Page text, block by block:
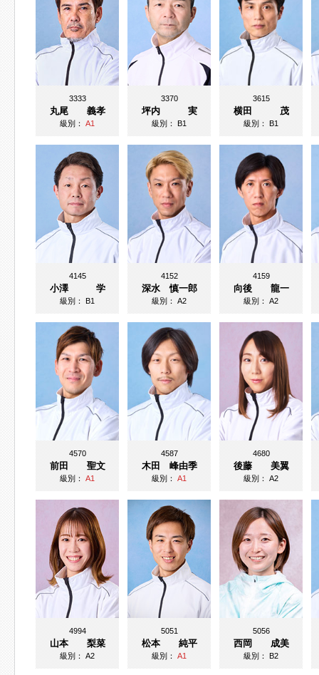
3333
丸尾 義孝
級別：A1
3370
坪内 実
級別：B1
3615
横田 茂
級別：B1
4145
小澤 学
級別：B1
4152
深水 慎一郎
級別：A2
4159
向後 龍一
級別：A2
4570
前田 聖文
級別：A1
4587
木田 峰由季
級別：A1
4680
後藤 美翼
級別：A2
4994
山本 梨菜
級別：A2
5051
松本 純平
級別：A1
5056
西岡 成美
級別：B2